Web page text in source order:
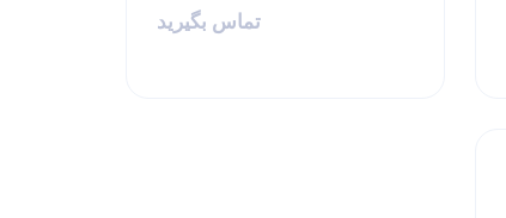
تماس بگیرید